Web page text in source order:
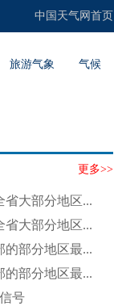
中国天气网首页
旅游气象 气候
更多>>
省大部分地区...
省大部分地区...
的部分地区最...
的部分地区最...
号